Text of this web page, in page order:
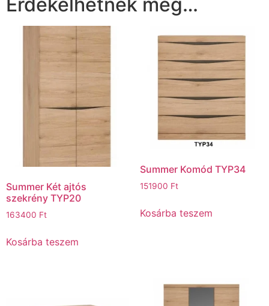
Summer Két ajtós
szekrény TYP20
163400 Ft
Kosárba teszem
Summer Komód TYP34
151900 Ft
Kosárba teszem